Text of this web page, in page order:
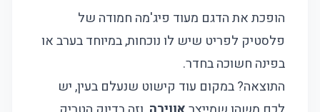
הופכת את הדגם מעוד פיג'מה חמודה של
פלסטיק לפריט שיש לו נוכחות, במיוחד בערב או
בפינה חשוכה בחדר.
התוצאה? במקום עוד קישוט שנעלם בעין, יש